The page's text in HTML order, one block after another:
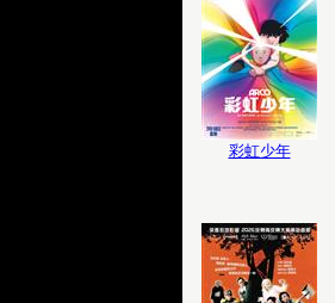
彩虹少年